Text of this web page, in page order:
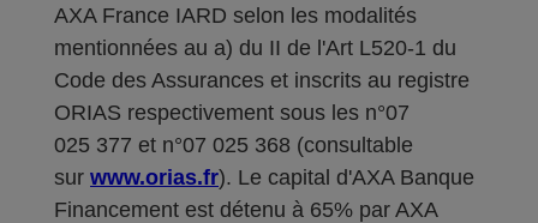
AXA France IARD selon les modalités
mentionnées au a) du II de l'Art L520-1 du
Code des Assurances et inscrits au registre
ORIAS respectivement sous les n°07
025 377 et n°07 025 368 (consultable
sur www.orias.fr). Le capital d'AXA Banque
Financement est détenu à 65% par AXA